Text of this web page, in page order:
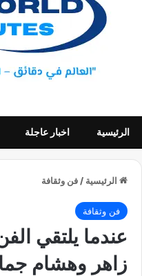
الرئيسية اخبار عاجلة
الرئيسية / فن وثقافة
فن وثقافة
عندما يلتقي
زاهر وهشام